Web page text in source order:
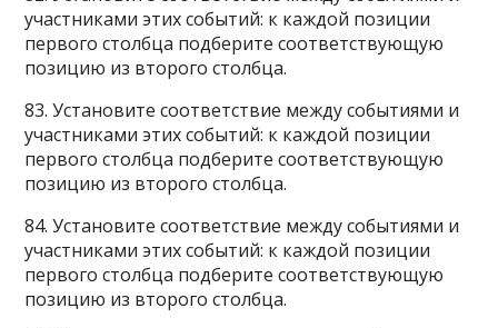
участниками этих событий: к каждой позиции
первого столбца подберите соответствующую
позицию из второго столбца.
83. Установите соответствие между событиями и
участниками этих событий: к каждой позиции
первого столбца подберите соответствующую
позицию из второго столбца.
84. Установите соответствие между событиями и
участниками этих событий: к каждой позиции
первого столбца подберите соответствующую
позицию из второго столбца.